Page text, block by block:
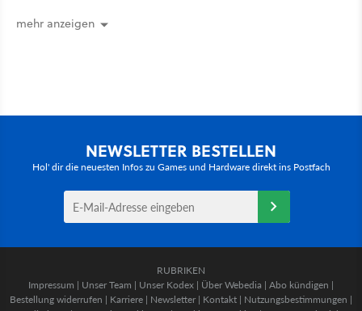
mehr anzeigen
NEWSLETTER BESTELLEN
Hol' dir die neuesten Infos zu Games und Hardware direkt ins Postfach
RUBRIKEN
Impressum | Unser Team | Unser Kodex | Über Webedia | Abo kündigen |
Bestellung widerrufen | Karriere | Newsletter | Kontakt | Nutzungsbestimmungen |